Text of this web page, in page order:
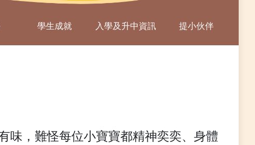
學生成就 入學及升中資訊 提小伙伴
味，難怪每位小寶寶都精神奕奕、身體